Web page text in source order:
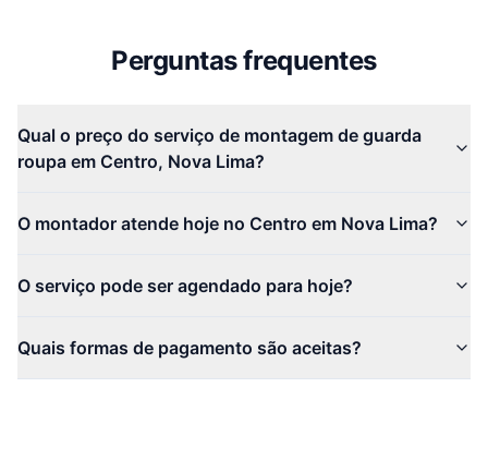
Perguntas frequentes
Qual o preço do serviço de montagem de guarda
roupa em Centro, Nova Lima?
O montador atende hoje no Centro em Nova Lima?
O serviço pode ser agendado para hoje?
Quais formas de pagamento são aceitas?